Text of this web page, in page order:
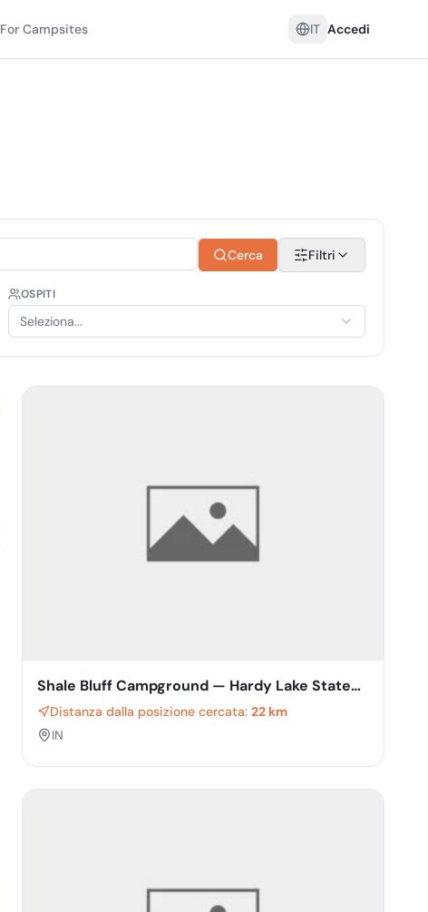
For Campsites IT Accedi
Cerca Filtri
OSPITI
Seleziona...
Shale Bluff Campground — Hardy Lake State
Recreation Area
Distanza dalla posizione cercata: 22 km
IN